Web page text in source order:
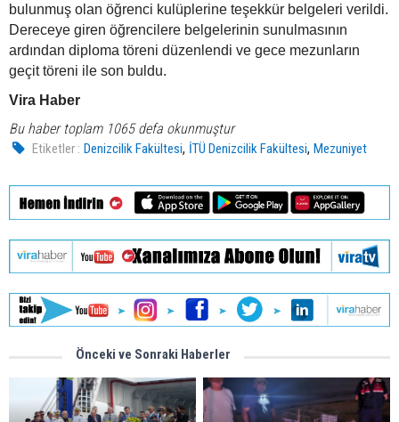
bulunmuş olan öğrenci kulüplerine teşekkür belgeleri verildi.
Dereceye giren öğrencilere belgelerinin sunulmasının
ardından diploma töreni düzenlendi ve gece mezunların
geçit töreni ile son buldu.
Vira Haber
Bu haber toplam 1065 defa okunmuştur
Etiketler : Denizcilik Fakültesi, İTÜ Denizcilik Fakültesi,Mezuniyet
Önceki ve Sonraki Haberler